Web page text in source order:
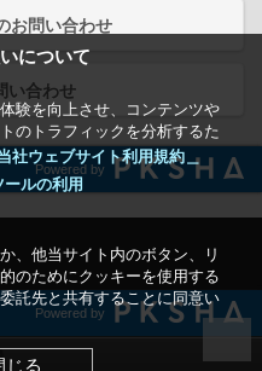
について
験を向上させ、コンテンツや
のトラフィックを分析するた
社ウェブサイト利用規約＿
ルの利用
、他当サイト内のボタン、リ
のためにクッキーを使用する
託先と共有することに同意い
じる
お問い合わせ
い合わせ
Powered by
Powered by